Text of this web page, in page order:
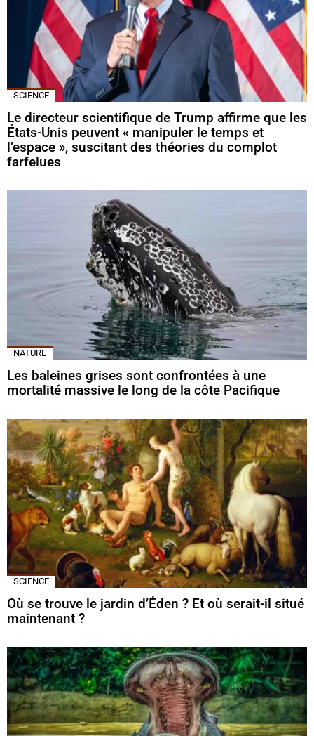
SCIENCE
Le directeur scientifique de Trump affirme que les
États-Unis peuvent « manipuler le temps et
l’espace », suscitant des théories du complot
farfelues
NATURE
Les baleines grises sont confrontées à une
mortalité massive le long de la côte Pacifique
SCIENCE
Où se trouve le jardin d’Éden ? Et où serait-il situé
maintenant ?